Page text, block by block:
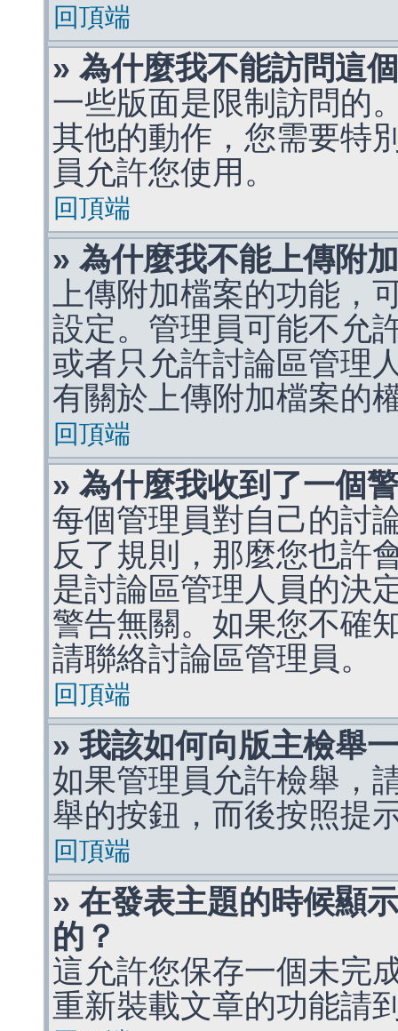
回頂端
» 為什麼我不能訪問這
一些版面是限制訪問的
其他的動作，您需要特
員允許您使用。
回頂端
» 為什麼我不能上傳附
上傳附加檔案的功能，
設定。管理員可能不允
或者只允許討論區管理
有關於上傳附加檔案的
回頂端
» 為什麼我收到了一個
每個管理員對自己的討
反了規則，那麼您也許
是討論區管理人員的決
警告無關。如果您不確
請聯絡討論區管理員。
回頂端
» 我該如何向版主檢舉
如果管理員允許檢舉，
舉的按鈕，而後按照提
回頂端
» 在發表主題的時候顯
的？
這允許您保存一個未完
重新裝載文章的功能請